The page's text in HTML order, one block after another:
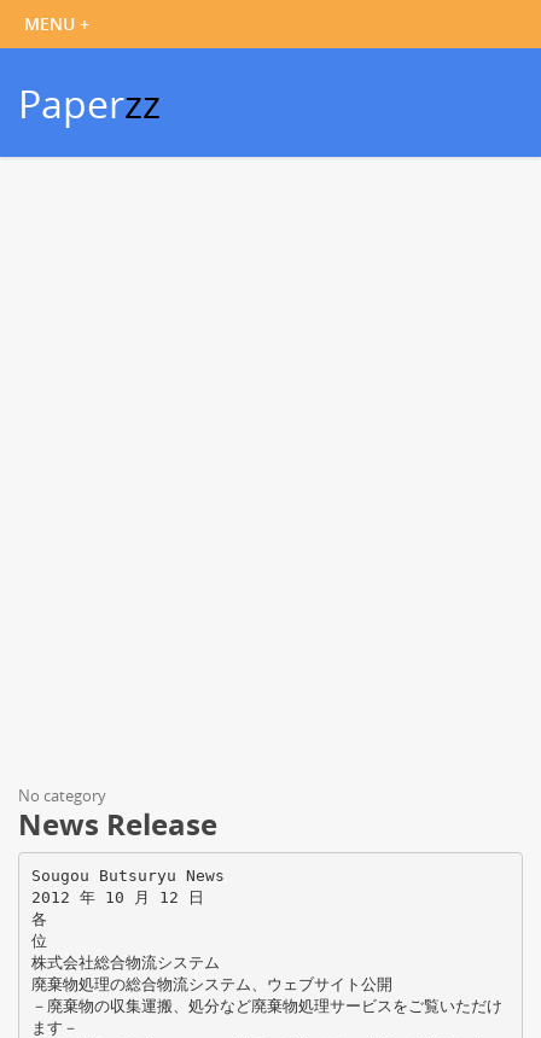
Paperzz
No category
News Release
Sougou Butsuryu News
2012 年 10 月 12 日
各
位
株式会社総合物流システム
廃棄物処理の総合物流システム、ウェブサイト公開
－廃棄物の収集運搬、処分など廃棄物処理サービスをご覧いただけ
ます－